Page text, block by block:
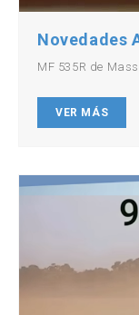
Novedades
MF 535R de
VER MÁS